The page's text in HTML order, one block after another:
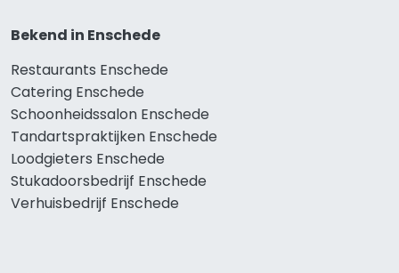
Bekend in Enschede
Restaurants Enschede
Catering Enschede
Schoonheidssalon Enschede
Tandartspraktijken Enschede
Loodgieters Enschede
Stukadoorsbedrijf Enschede
Verhuisbedrijf Enschede